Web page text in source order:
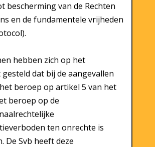
bescherming van de Rechten
en de fundamentele vrijheden
hebben zich op het
dat bij de aangevallen
beroep op artikel 5 van het
beroep op de
ten onrechte is
De Svb heeft deze